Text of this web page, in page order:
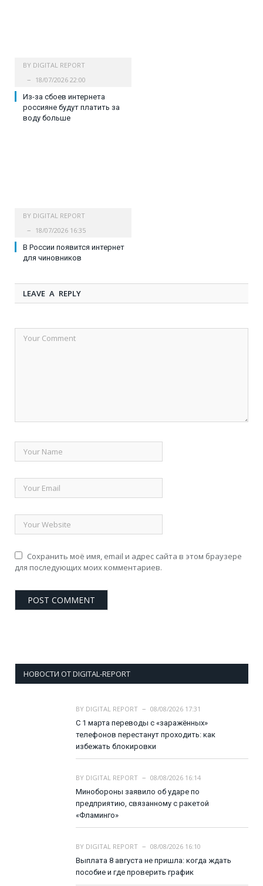
BY DIGITAL REPORT
18/07/2026 22:00
Из-за сбоев интернета
россияне будут платить за
воду больше
BY DIGITAL REPORT
18/07/2026 16:35
В России появится интернет
для чиновников
LEAVE A REPLY
Сохранить моё имя, email и адрес сайта в этом браузере
для последующих моих комментариев.
НОВОСТИ ОТ DIGITAL-REPORT
BY DIGITAL REPORT
08/08/2026 17:31
С 1 марта переводы с «заражённых»
телефонов перестанут проходить: как
избежать блокировки
BY DIGITAL REPORT
08/08/2026 16:14
Минобороны заявило об ударе по
предприятию, связанному с ракетой
«Фламинго»
BY DIGITAL REPORT
08/08/2026 16:10
Выплата 8 августа не пришла: когда ждать
пособие и где проверить график